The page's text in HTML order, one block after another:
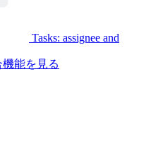
Tasks: assignee and
能を見る